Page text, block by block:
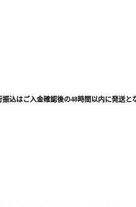
込はご入金確認後の48時間以内に発送と